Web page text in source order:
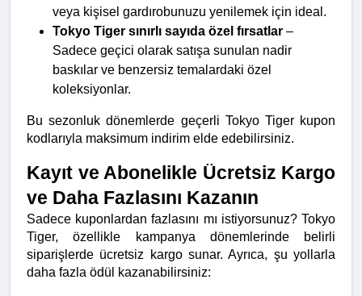
veya kişisel gardırobunuzu yenilemek için ideal.
Tokyo Tiger sınırlı sayıda özel fırsatlar –
Sadece geçici olarak satışa sunulan nadir
baskılar ve benzersiz temalardaki özel
koleksiyonlar.
Bu sezonluk dönemlerde geçerli Tokyo Tiger kupon
kodlarıyla maksimum indirim elde edebilirsiniz.
Kayıt ve Abonelikle Ücretsiz Kargo
ve Daha Fazlasını Kazanın
Sadece kuponlardan fazlasını mı istiyorsunuz? Tokyo
Tiger, özellikle kampanya dönemlerinde belirli
siparişlerde ücretsiz kargo sunar. Ayrıca, şu yollarla
daha fazla ödül kazanabilirsiniz: